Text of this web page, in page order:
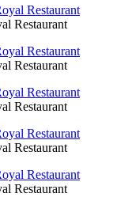
Restaurant
Restaurant
Restaurant
Restaurant
Restaurant